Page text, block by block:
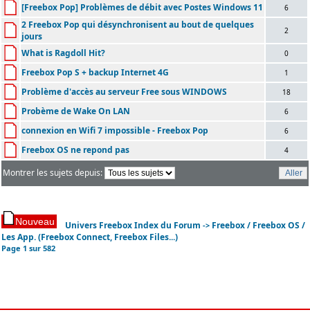
[Freebox Pop] Problèmes de débit avec Postes Windows 11 6
2 Freebox Pop qui désynchronisent au bout de quelques
jours
2
What is Ragdoll Hit? 0
Freebox Pop S + backup Internet 4G 1
Problème d'accès au serveur Free sous WINDOWS 18
Probème de Wake On LAN 6
connexion en Wifi 7 impossible - Freebox Pop 6
Freebox OS ne repond pas 4
Montrer les sujets depuis:
Univers Freebox Index du Forum -> Freebox / Freebox OS /
Les App. (Freebox Connect, Freebox Files...)
Page1 sur582